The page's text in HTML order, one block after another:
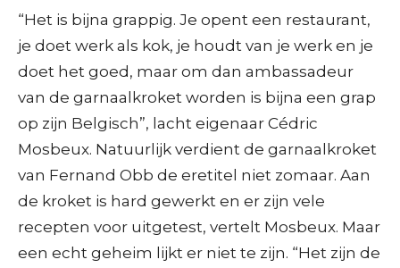
“Het is bijna grappig. Je opent een restaurant,
je doet werk als kok, je houdt van je werk en je
doet het goed, maar om dan ambassadeur
van de garnaalkroket worden is bijna een grap
op zijn Belgisch”, lacht eigenaar Cédric
Mosbeux. Natuurlijk verdient de garnaalkroket
van Fernand Obb de eretitel niet zomaar. Aan
de kroket is hard gewerkt en er zijn vele
recepten voor uitgetest, vertelt Mosbeux. Maar
een echt geheim lijkt er niet te zijn. “Het zijn de